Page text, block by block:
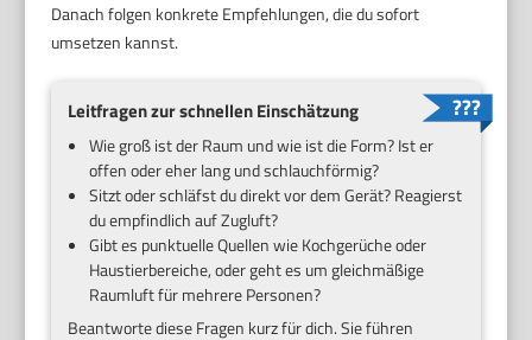
Danach folgen konkrete Empfehlungen, die du sofort
umsetzen kannst.
Leitfragen zur schnellen Einschätzung
Wie groß ist der Raum und wie ist die Form? Ist er
offen oder eher lang und schlauchförmig?
Sitzt oder schläfst du direkt vor dem Gerät? Reagierst
du empfindlich auf Zugluft?
Gibt es punktuelle Quellen wie Kochgerüche oder
Haustierbereiche, oder geht es um gleichmäßige
Raumluft für mehrere Personen?
Beantworte diese Fragen kurz für dich. Sie führen